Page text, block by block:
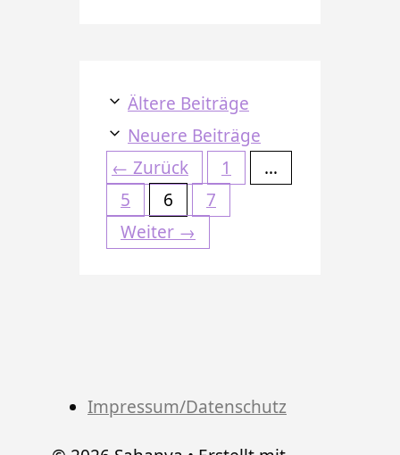
Ältere Beiträge
Neuere Beiträge
← Zurück Seite
1
…
Seite
5 Seite
6 Seite
7
Weiter →
Impressum/Datenschutz